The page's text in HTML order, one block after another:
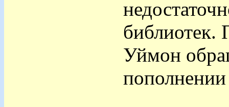
библиотек.
Уймон